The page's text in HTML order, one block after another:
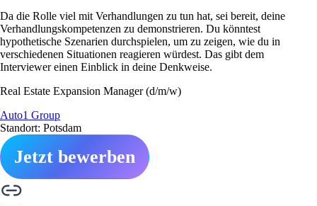
Da die Rolle viel mit Verhandlungen zu tun hat, sei bereit, deine
Verhandlungskompetenzen zu demonstrieren. Du könntest
hypothetische Szenarien durchspielen, um zu zeigen, wie du in
verschiedenen Situationen reagieren würdest. Das gibt dem
Interviewer einen Einblick in deine Denkweise.
Real Estate Expansion Manager (d/m/w)
Auto1 Group
Standort: Potsdam
Jetzt bewerben